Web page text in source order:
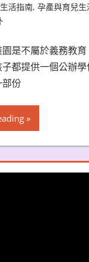
活指南, 孕產與育兒生
是不屬於義務教
都提供一個公辦
份